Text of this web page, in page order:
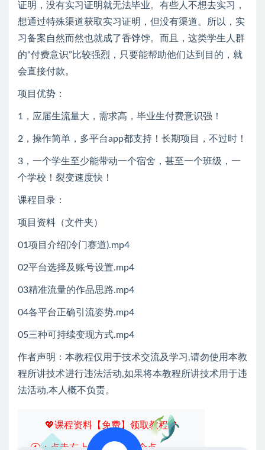
证明，没有实习证明就无法毕业。有些人不想去实习，
想通过特殊渠道获取实习证明，但没有渠道。所以，实
习备案自然而然也就成了香饽饽。而且，这类学生人群
的“付费意识”比较强烈，只要能帮助他们达到目的，就
会直接付款。
项目优势：
1，应届生流量大，需求高，毕业生付费意识强！
2，操作简单，多平台app都支持！长期项目，不过时！
3，一个学生至少能带动一个宿舍，甚至一个班级，一
个学校！裂变速度快！
课程目录：
项目资料（文件夹）
01项目介绍(冷门赛道).mp4
02平台选择及账号设置.mp4
03精准流量的作品思路.mp4
04各平台正确引流姿势.mp4
05三种可持续变现方式.mp4
作者声明：本教程仅用于技术交流及学习,请勿使用本教
程所讲技术进行违法活动,如果将本教程所讲技术用于违
法活动,本人概不负责。
💖课程资料【免费】领取教程💖
①：点击右上角【 】三个点